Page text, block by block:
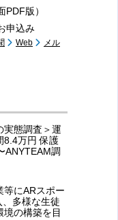
版）
申込み
Web
メル
実態調査＞運
8.4万円 保護
ANYTEAM調
等にARスポー
多様な生徒
の構築を目